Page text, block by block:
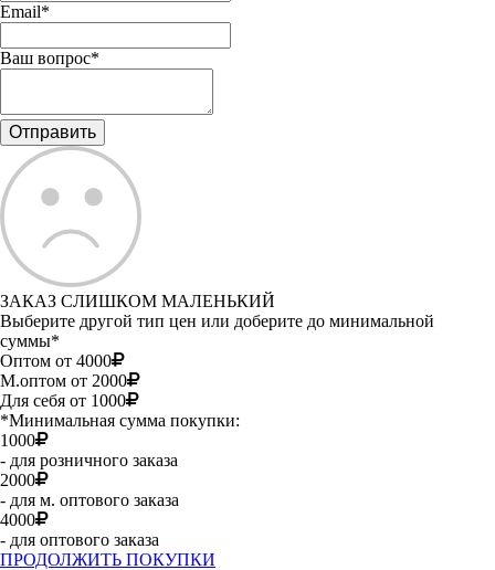
Email*
Ваш вопрос*
ЗАКАЗ СЛИШКОМ МАЛЕНЬКИЙ
Выберите другой тип цен или доберите до минимальной
суммы*
Оптом от 4000
М.оптом от 2000
Для себя от 1000
*Минимальная сумма покупки:
1000
- для розничного заказа
2000
- для м. оптового заказа
4000
- для оптового заказа
ПРОДОЛЖИТЬ ПОКУПКИ